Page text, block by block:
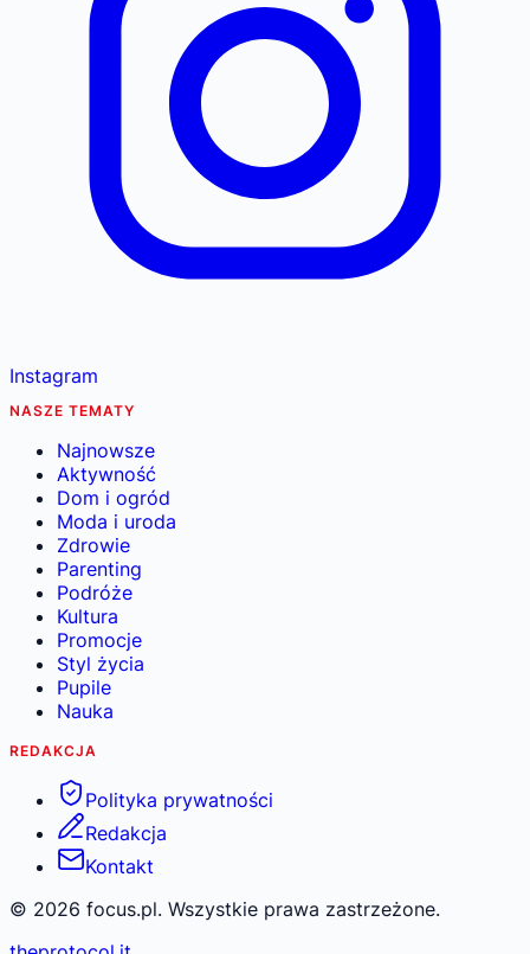
Instagram
NASZE TEMATY
Najnowsze
Aktywność
Dom i ogród
Moda i uroda
Zdrowie
Parenting
Podróże
Kultura
Promocje
Styl życia
Pupile
Nauka
REDAKCJA
Polityka prywatności
Redakcja
Kontakt
© 2026 focus.pl. Wszystkie prawa zastrzeżone.